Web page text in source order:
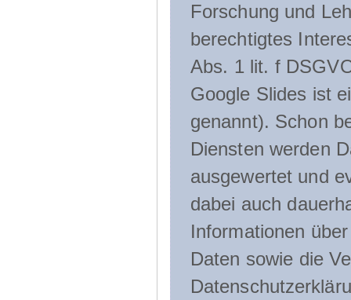
Forschung und
berechtigtes
Abs. 1 lit. f
Google Slides ist
genannt). Schon
Diensten werden
ausgewertet und
dabei auch
Informationen
Daten sowie die